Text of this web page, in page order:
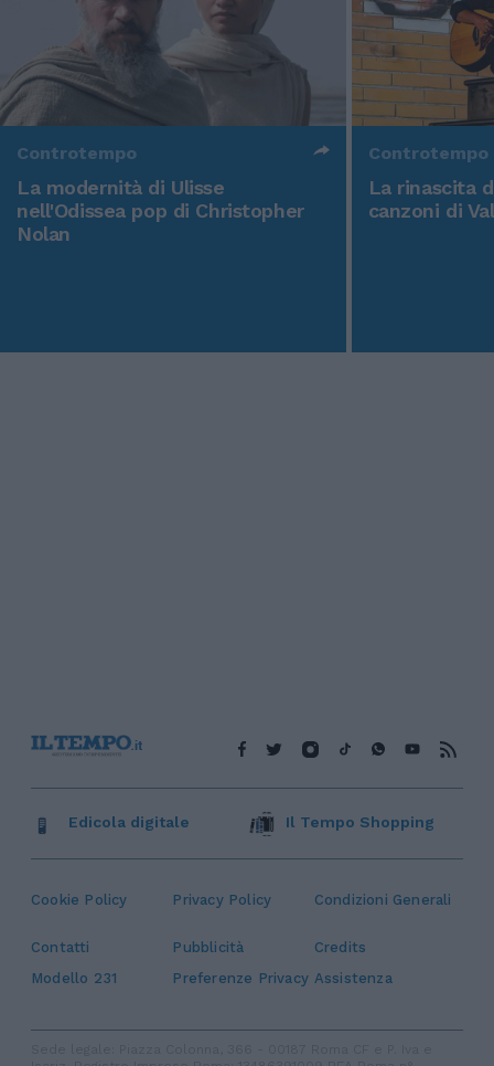
Controtempo
La modernità di Ulisse
nell'Odissea pop di Christopher
Nolan
Controtempo
La rinascita
canzoni di
Cookie Policy Privacy Policy Condizioni Generali
Contatti Pubblicità
Credits
Modello 231
Preferenze Privacy Assistenza
Edicola digitale Il Tempo Shopping